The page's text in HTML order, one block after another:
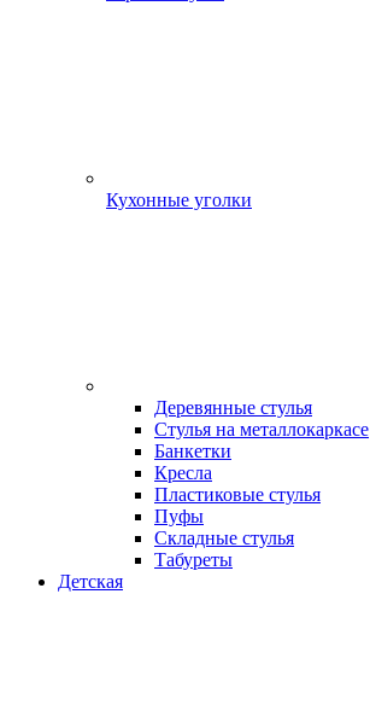
Кухонные уголки
Деревянные стулья
Стулья на металлокаркасе
Банкетки
Кресла
Пластиковые стулья
Пуфы
Складные стулья
Табуреты
Детская